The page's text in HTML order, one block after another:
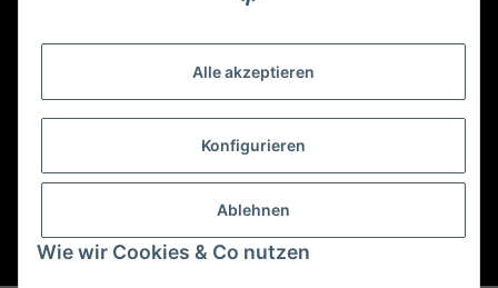
Alle akzeptieren
Konfigurieren
Ablehnen
Wie wir Cookies & Co nutzen
Abholungen nur nach Terminvereinbarung.
E-Mail:sales@kfzbleche24.de
Vertrag widerrufen
* Alle Preise inkl. gesetzlicher USt., zzgl.Versand